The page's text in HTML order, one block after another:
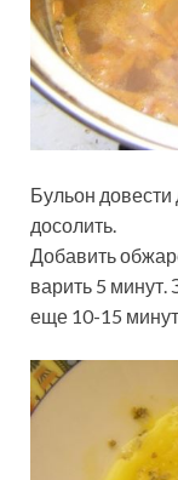
Бульон
досолить.
Добавить
варить 5 минут.
еще 10-15